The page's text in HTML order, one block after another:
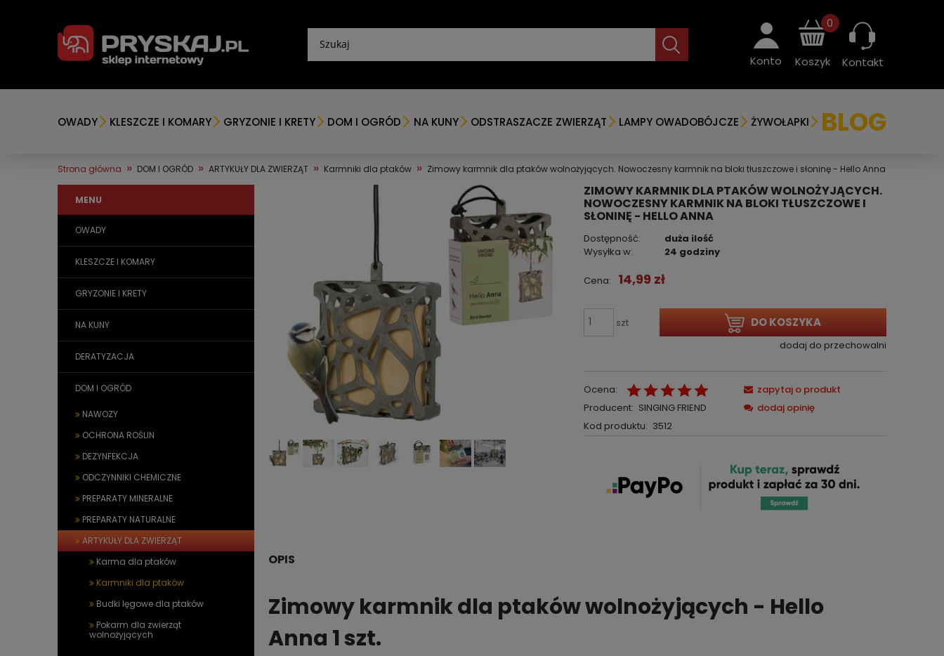
Konto Koszyk
0
Kontakt
OWADY KLESZCZE I KOMARY GRYZONIE I KRETY DOM I OGRÓD NA KUNY ODSTRASZACZE ZWIERZĄT LAMPY OWADOBÓJCZE ŻYWOŁAPKI BLOG
Strona główna » DOM I OGRÓD » ARTYKUŁY DLA ZWIERZĄT » Karmniki dla ptaków » Zimowy karmnik dla ptaków wolnożyjących. Nowoczesny karmnik na bloki tłuszczowe i słoninę - Hello Anna
MENU
OWADY
KLESZCZE I KOMARY
GRYZONIE I KRETY
NA KUNY
DERATYZACJA
DOM I OGRÓD
NAWOZY
OCHRONA ROŚLIN
DEZYNFEKCJA
ODCZYNNIKI CHEMICZNE
PREPARATY MINERALNE
PREPARATY NATURALNE
ARTYKUŁY DLA ZWIERZĄT
Karma dla ptaków
Karmniki dla ptaków
Budki lęgowe dla ptaków
Pokarm dla zwierząt
wolnożyjących
ZIMOWY KARMNIK DLA PTAKÓW WOLNOŻYJĄCYCH.
NOWOCZESNY KARMNIK NA BLOKI TŁUSZCZOWE I
SŁONINĘ - HELLO ANNA
Dostępność:
duża ilość
Wysyłka w:
24 godziny
Cena: 14,99 zł
szt DO KOSZYKA
dodaj do przechowalni
Ocena:
Producent: SINGING FRIEND
Kod produktu: 3512
zapytaj o produkt
dodaj opinię
OPIS
Zimowy karmnik dla ptaków wolnożyjących - Hello
Anna 1 szt.